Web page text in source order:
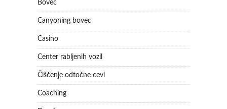
Bovec
Canyoning bovec
Casino
Center rabljenih vozil
Čiščenje odtočne cevi
Coaching